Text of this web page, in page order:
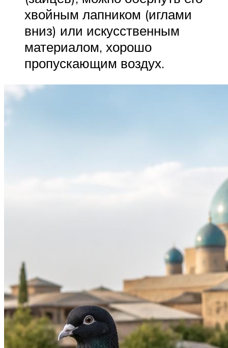
хвойным лапником (иглами
вниз) или искусственным
материалом, хорошо
пропускающим воздух.